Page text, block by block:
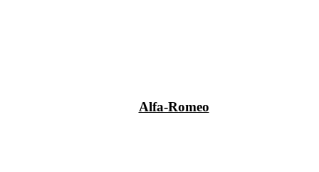
Alfa-Romeo